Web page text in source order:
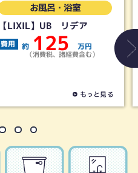
お風呂・浴室
【LIXIL】UB リデア
費用 約 125 万円
（消費税、諸経費含む）
もっと見る